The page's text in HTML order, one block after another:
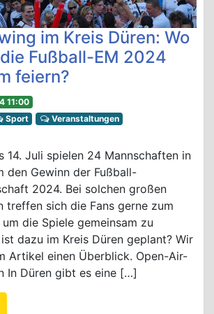
im Kreis Düren: Wo
Fußball-EM 2024
feiern?
11:00
Sport Veranstaltungen
14. Juli spielen 24 Mannschaften in
den Gewinn der Fußball-
2024. Bei solchen großen
treffen sich die Fans gerne zum
die Spiele gemeinsam zu
dazu im Kreis Düren geplant? Wir
Artikel einen Überblick. Open-Air-
In Düren gibt es eine […]